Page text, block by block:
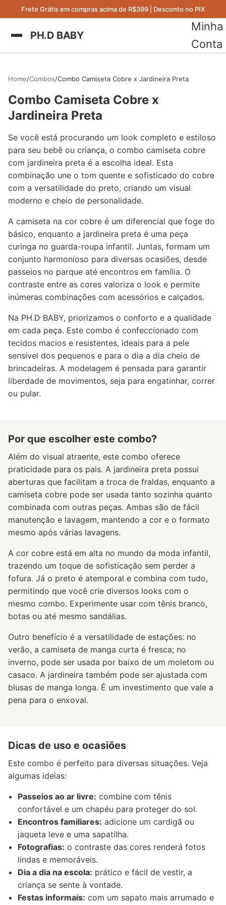
Frete Grátis em compras acima de R$399 | Desconto no PIX
PH.D BABY
Minha
Conta
Home Combos Combo Camiseta Cobre x Jardineira Preta
Combo Camiseta Cobre x
Jardineira Preta
Se você está procurando um look completo e estiloso
para seu bebê ou criança, o combo camiseta cobre
com jardineira preta é a escolha ideal. Esta
combinação une o tom quente e sofisticado do cobre
com a versatilidade do preto, criando um visual
moderno e cheio de personalidade.
A camiseta na cor cobre é um diferencial que foge do
básico, enquanto a jardineira preta é uma peça
curinga no guarda-roupa infantil. Juntas, formam um
conjunto harmonioso para diversas ocasiões, desde
passeios no parque até encontros em família. O
contraste entre as cores valoriza o look e permite
inúmeras combinações com acessórios e calçados.
Na PH.D BABY, priorizamos o conforto e a qualidade
em cada peça. Este combo é confeccionado com
tecidos macios e resistentes, ideais para a pele
sensível dos pequenos e para o dia a dia cheio de
brincadeiras. A modelagem é pensada para garantir
liberdade de movimentos, seja para engatinhar, correr
ou pular.
Por que escolher este combo?
Além do visual atraente, este combo oferece
praticidade para os pais. A jardineira preta possui
aberturas que facilitam a troca de fraldas, enquanto a
camiseta cobre pode ser usada tanto sozinha quanto
combinada com outras peças. Ambas são de fácil
manutenção e lavagem, mantendo a cor e o formato
mesmo após várias lavagens.
A cor cobre está em alta no mundo da moda infantil,
trazendo um toque de sofisticação sem perder a
fofura. Já o preto é atemporal e combina com tudo,
permitindo que você crie diversos looks com o
mesmo combo. Experimente usar com tênis branco,
botas ou até mesmo sandálias.
Outro benefício é a versatilidade de estações: no
verão, a camiseta de manga curta é fresca; no
inverno, pode ser usada por baixo de um moletom ou
casaco. A jardineira também pode ser ajustada com
blusas de manga longa. É um investimento que vale a
pena para o enxoval.
Dicas de uso e ocasiões
Este combo é perfeito para diversas situações. Veja
algumas ideias:
Passeios ao ar livre: combine com tênis
confortável e um chapéu para proteger do sol.
Encontros familiares: adicione um cardigã ou
jaqueta leve e uma sapatilha.
Fotografias: o contraste das cores renderá fotos
lindas e memoráveis.
Dia a dia na escola: prático e fácil de vestir, a
criança se sente à vontade.
Festas informais: com um sapato mais arrumado e